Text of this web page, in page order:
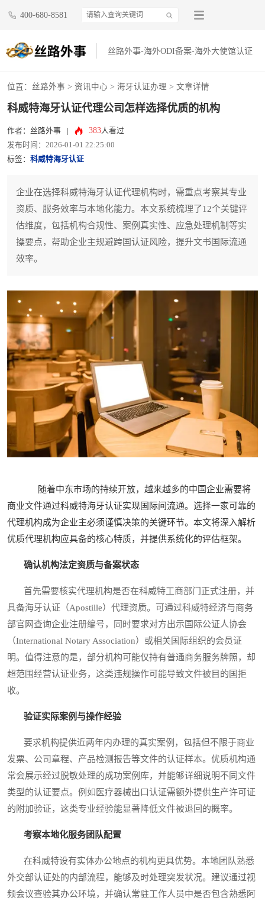
400-680-8581
丝路外事-海外ODI备案-海外大使馆认证
位置： 丝路外事 > 资讯中心 > 海牙认证办理 > 文章详情
科威特海牙认证代理公司怎样选择优质的机构
作者：丝路外事 383人看过
发布时间：2026-01-01 22:25:00
标签： 科威特海牙认证
企业在选择科威特海牙认证代理机构时，需重点考察其专业
资质、服务效率与本地化能力。本文系统梳理了12个关键评
估维度，包括机构合规性、案例真实性、应急处理机制等实
操要点，帮助企业主规避跨国认证风险，提升文书国际流通
效率。
随着中东市场的持续开放，越来越多的中国企业需要将
商业文件通过科威特海牙认证实现国际间流通。选择一家可靠的
代理机构成为企业主必须谨慎决策的关键环节。本文将深入解析
优质代理机构应具备的核心特质，并提供系统化的评估框架。
确认机构法定资质与备案状态
首先需要核实代理机构是否在科威特工商部门正式注册，并
具备海牙认证（Apostille）代理资质。可通过科威特经济与商务
部官网查询企业注册编号，同时要求对方出示国际公证人协会
（International Notary Association）或相关国际组织的会员证
明。值得注意的是，部分机构可能仅持有普通商务服务牌照，却
超范围经营认证业务，这类违规操作可能导致文件被目的国拒
收。
验证实际案例与操作经验
要求机构提供近两年内办理的真实案例，包括但不限于商业
发票、公司章程、产品检测报告等文件的认证样本。优质机构通
常会展示经过脱敏处理的成功案例库，并能够详细说明不同文件
类型的认证要点。例如医疗器械出口认证需额外提供生产许可证
的附加验证，这类专业经验能显著降低文件被退回的概率。
考察本地化服务团队配置
在科威特设有实体办公地点的机构更具优势。本地团队熟悉
外交部认证处的内部流程，能够及时处理突发状况。建议通过视
频会议查验其办公环境，并确认常驻工作人员中是否包含熟悉阿